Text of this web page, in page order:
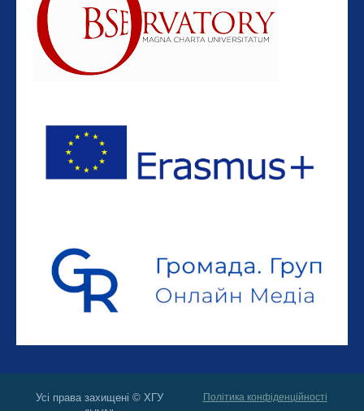
Усі права захищені © ХГУ
Політика конфіденційності